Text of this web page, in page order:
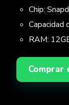
Chip:
Capacidad
RAM:
Comprar